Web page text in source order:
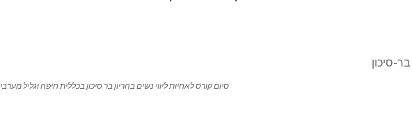
סיום קורס לאחיות ליווי נשים בהריון בר סיכון בכללית חיפה וגליל מערבי